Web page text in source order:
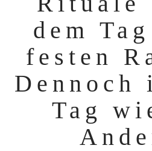
dem
festen
Dennoch
Tag